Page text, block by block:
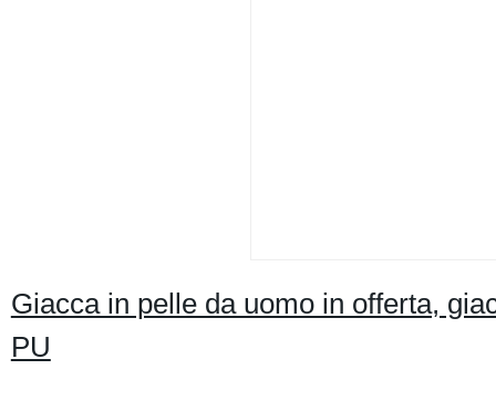
Giacca in pelle da uomo in offerta,
PU